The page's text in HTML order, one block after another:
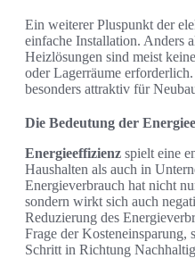
Ein weiterer Pluspunkt der
einfache Installation. Anders
Heizlösungen sind meist
oder Lagerräume
besonders attraktiv für
Die Bedeutung der
Energieeffizienz spielt eine
Haushalten als auch in
Energieverbrauch hat nicht
sondern wirkt sich auch
Reduzierung des
Frage der Kosteneinsparung,
Schritt in Richtung